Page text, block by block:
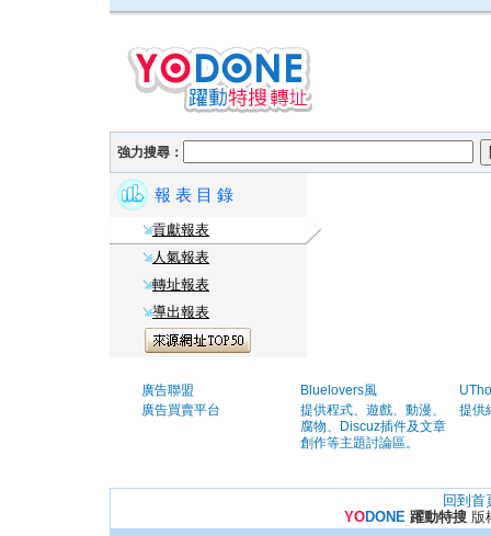
強力搜尋：
報 表 目 錄
貢獻報表
人氣報表
轉址報表
導出報表
廣告聯盟
廣告買賣平台
Bluelovers風
提供程式、遊戲、動漫、
腐物、Discuz插件及文章
創作等主題討論區。
提供
回到首
YODONE 躍動特搜版